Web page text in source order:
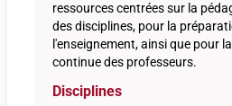
ressources centrées sur la
des disciplines, pour la
l'enseignement, ainsi que pour
continue des professeurs.
Disciplines